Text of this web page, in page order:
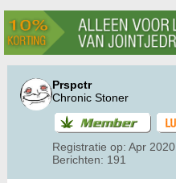
Prspctr
Chronic Stoner
Registratie op: Apr 2020
Berichten: 191